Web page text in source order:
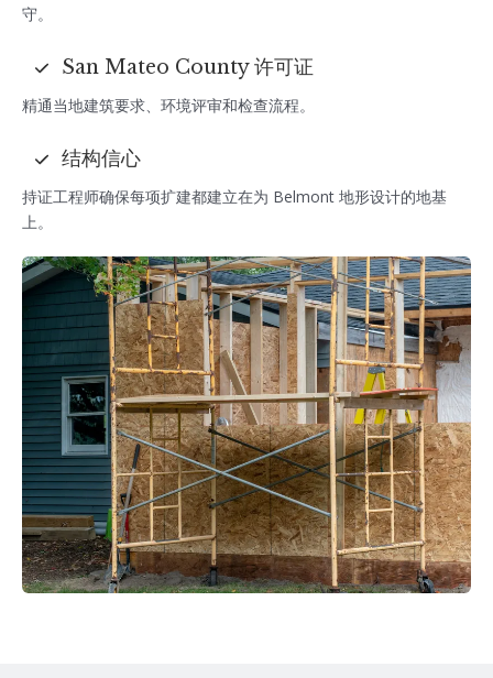
守。
San Mateo County 许可证
精通当地建筑要求、环境评审和检查流程。
结构信心
持证工程师确保每项扩建都建立在为 Belmont 地形设计的地基
上。